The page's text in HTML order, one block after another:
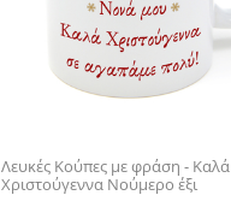
Λευκές Κούπες με φράση - Καλά
Χριστούγεννα Νούμερο έξι